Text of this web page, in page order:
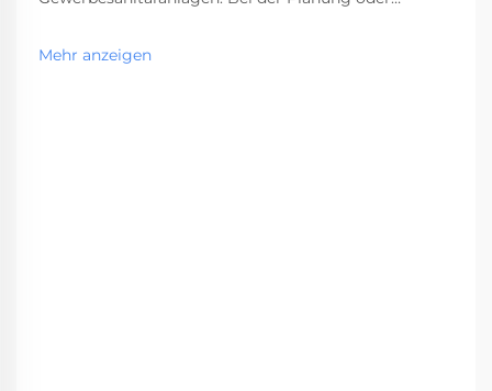
der richtigen Toilettenkabine eine entscheidende
Entscheidung, die sowohl die Funktionalität als auch
Mehr anzeigen